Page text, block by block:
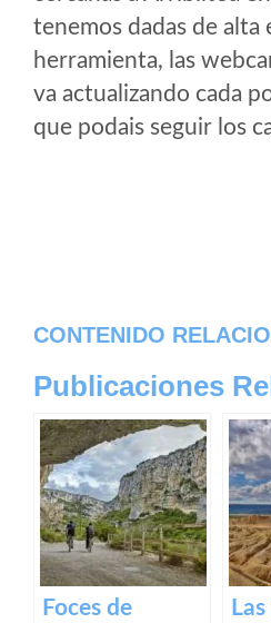
tenemos dadas de alta
herramienta, las
va actualizando cada
que podais seguir los
CONTENIDO
Publicaciones
Foces de